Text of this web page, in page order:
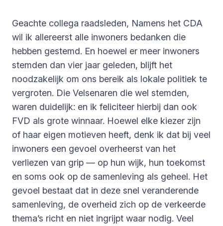
Geachte collega raadsleden, Namens het CDA
wil ik allereerst alle inwoners bedanken die
hebben gestemd. En hoewel er meer inwoners
stemden dan vier jaar geleden, blijft het
noodzakelijk om ons bereik als lokale politiek te
vergroten. Die Velsenaren die wel stemden,
waren duidelijk: en ik feliciteer hierbij dan ook
FVD als grote winnaar. Hoewel elke kiezer zijn
of haar eigen motieven heeft, denk ik dat bij veel
inwoners een gevoel overheerst van het
verliezen van grip — op hun wijk, hun toekomst
en soms ook op de samenleving als geheel. Het
gevoel bestaat dat in deze snel veranderende
samenleving, de overheid zich op de verkeerde
thema’s richt en niet ingrijpt waar nodig. Veel